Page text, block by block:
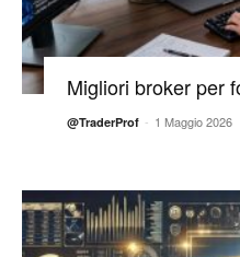
Migliori broker per
@TraderProf - 1 Maggio 2026